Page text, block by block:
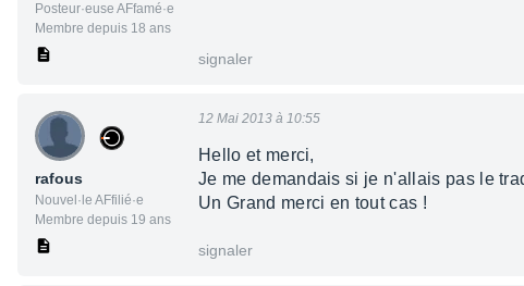
Posteur·euse AFfamé·e
Membre depuis 18 ans
signaler
rafous
Nouvel·le AFfilié·e
Membre depuis 19 ans
12 Mai 2013 à 10:55
Hello et merci,
Je me demandais si je n'allais pas le
Un Grand merci en tout cas !
signaler